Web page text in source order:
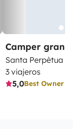
Camper gran
Santa Perpètua
3 viajeros
5,0Best Owner